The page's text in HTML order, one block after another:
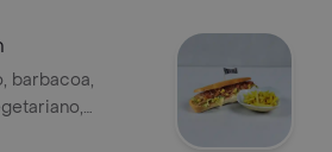
barbacoa,